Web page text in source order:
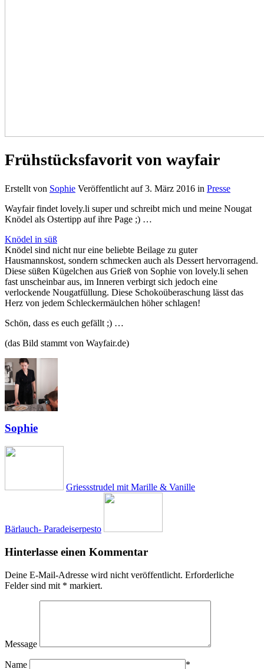
Frühstücksfavorit von wayfair
Erstellt von Sophie Veröffentlicht auf3. März 2016 in Presse
Wayfair findet lovely.li super und schreibt mich und meine Nougat
Knödel als Ostertipp auf ihre Page ;) …
Knödel in süß
Knödel sind nicht nur eine beliebte Beilage zu guter
Hausmannskost, sondern schmecken auch als Dessert hervorragend.
Diese süßen Kügelchen aus Grieß von Sophie von lovely.li sehen
fast unscheinbar aus, im Inneren verbirgt sich jedoch eine
verlockende Nougatfüllung. Diese Schokoüberaschung lässt das
Herz von jedem Schleckermäulchen höher schlagen!
Schön, dass es euch gefällt ;) …
(das Bild stammt von Wayfair.de)
Sophie
Griessstrudel mit Marille & Vanille
Bärlauch- Paradeiserpesto
Hinterlasse einen Kommentar
Deine E-Mail-Adresse wird nicht veröffentlicht. Erforderliche
Felder sind mit * markiert.
Message
Name *